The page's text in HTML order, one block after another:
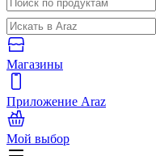
Магазины
Приложение Araz
Мой выбор